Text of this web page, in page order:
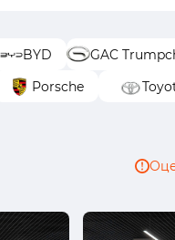
BYD GAC
Porsche